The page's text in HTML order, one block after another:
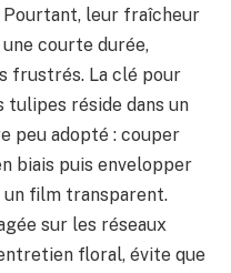
leur fraîcheur
courte durée,
frustrés. La clé pour
tulipes réside dans un
peu adopté : couper
biais puis envelopper
un film transparent.
sur les réseaux
floral, évite que